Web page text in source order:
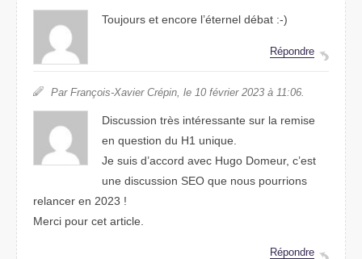
Toujours et encore l’éternel débat :-)
Répondre
Par François-Xavier Crépin, le 10 février 2023 à 11:06.
Discussion très intéressante sur la remise
en question du H1 unique.
Je suis d’accord avec Hugo Domeur, c’est
une discussion SEO que nous pourrions
relancer en 2023 !
Merci pour cet article.
Répondre